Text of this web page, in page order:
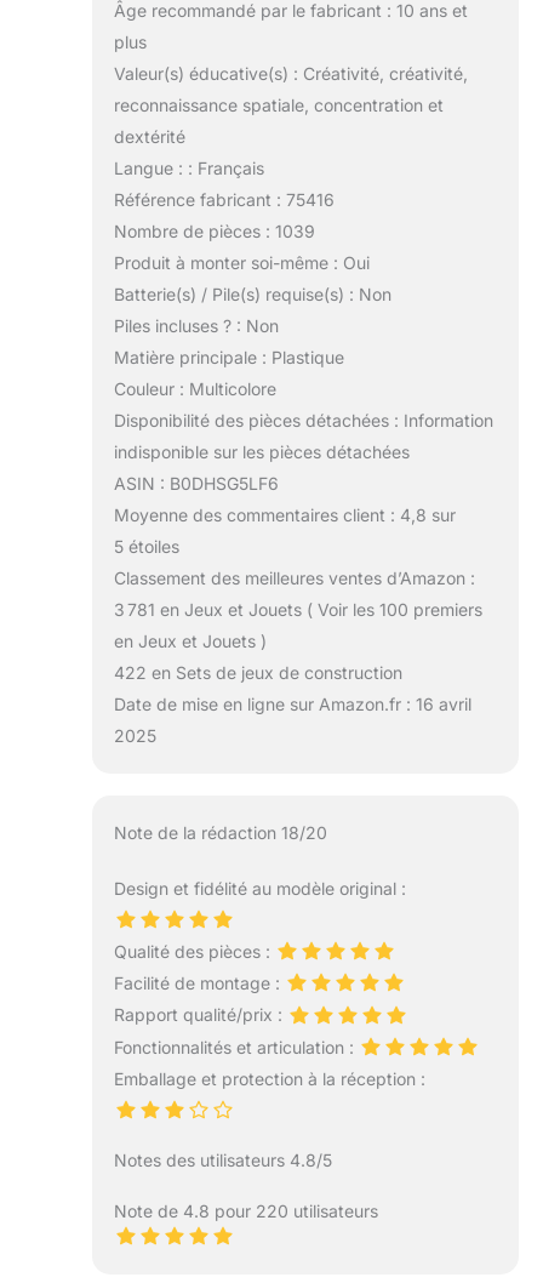
Âge recommandé par le fabricant : 10 ans et
plus
Valeur(s) éducative(s) : Créativité, créativité,
reconnaissance spatiale, concentration et
dextérité
Langue : : Français
Référence fabricant : 75416
Nombre de pièces : 1039
Produit à monter soi-même : Oui
Batterie(s) / Pile(s) requise(s) : Non
Piles incluses ? : Non
Matière principale : Plastique
Couleur : Multicolore
Disponibilité des pièces détachées : Information
indisponible sur les pièces détachées
ASIN : B0DHSG5LF6
Moyenne des commentaires client : 4,8 sur
5 étoiles
Classement des meilleures ventes d’Amazon :
3 781 en Jeux et Jouets ( Voir les 100 premiers
en Jeux et Jouets )
422 en Sets de jeux de construction
Date de mise en ligne sur Amazon.fr : 16 avril
2025
Note de la rédaction 18/20
Design et fidélité au modèle original :
Qualité des pièces :
Facilité de montage :
Rapport qualité/prix :
Fonctionnalités et articulation :
Emballage et protection à la réception :
Notes des utilisateurs 4.8/5
Note de 4.8 pour 220 utilisateurs